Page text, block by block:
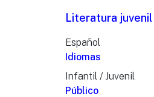
Literatura juvenil
Español
Idiomas
Infantil / Juvenil
Público